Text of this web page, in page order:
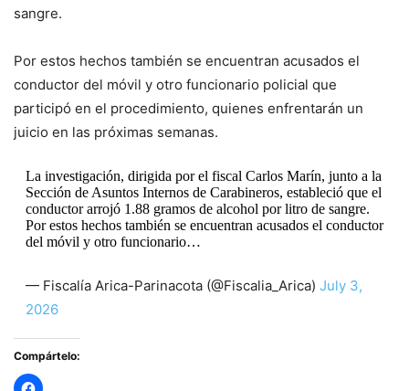
sangre.
Por estos hechos también se encuentran acusados el
conductor del móvil y otro funcionario policial que
participó en el procedimiento, quienes enfrentarán un
juicio en las próximas semanas.
La investigación, dirigida por el fiscal Carlos Marín, junto a la
Sección de Asuntos Internos de Carabineros, estableció que el
conductor arrojó 1.88 gramos de alcohol por litro de sangre.
Por estos hechos también se encuentran acusados el conductor
del móvil y otro funcionario…
— Fiscalía Arica-Parinacota (@Fiscalia_Arica) July 3,
2026
Compártelo: